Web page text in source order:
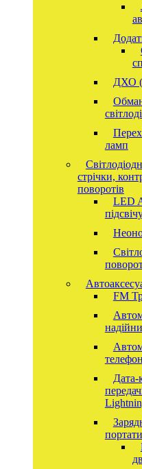
ДХО
ламп
стрічки,
поворотів
LED
FM
Дата-